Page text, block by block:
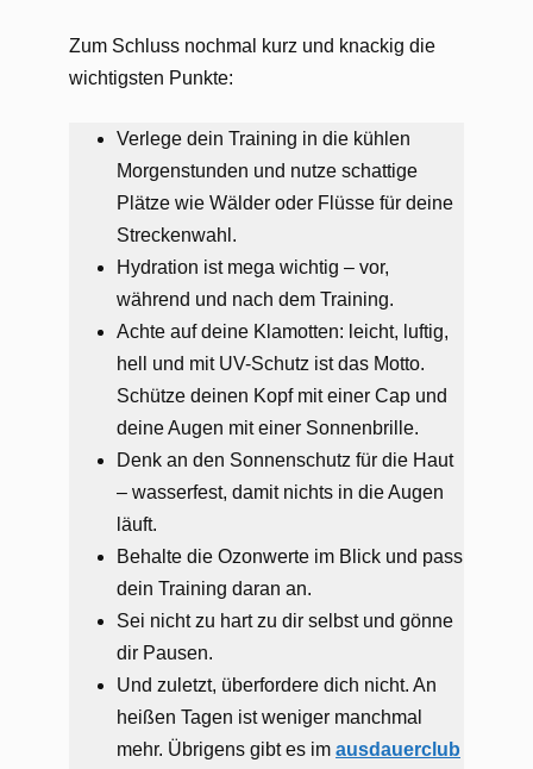
Zum Schluss nochmal kurz und knackig die
wichtigsten Punkte:
Verlege dein Training in die kühlen
Morgenstunden und nutze schattige
Plätze wie Wälder oder Flüsse für deine
Streckenwahl.
Hydration ist mega wichtig – vor,
während und nach dem Training​.
Achte auf deine Klamotten: leicht, luftig,
hell und mit UV-Schutz ist das Motto​​.
Schütze deinen Kopf mit einer Cap und
deine Augen mit einer Sonnenbrille​​.
Denk an den Sonnenschutz für die Haut
– wasserfest, damit nichts in die Augen
läuft​.
Behalte die Ozonwerte im Blick und pass
dein Training daran an​.
Sei nicht zu hart zu dir selbst und gönne
dir Pausen​​.
Und zuletzt, überfordere dich nicht. An
heißen Tagen ist weniger manchmal
mehr​. Übrigens gibt es im ausdauerclub